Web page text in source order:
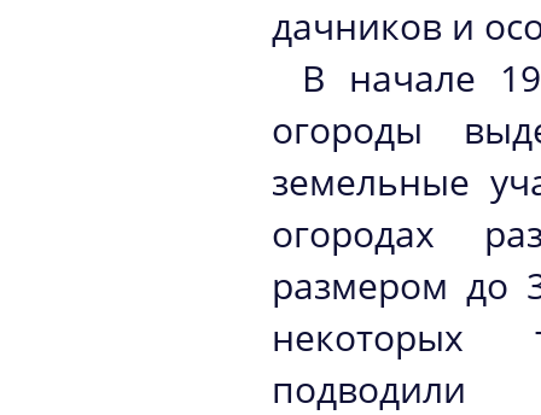
дачников и
В начале
огороды
земельные
огородах
размером до
некоторых
подводили